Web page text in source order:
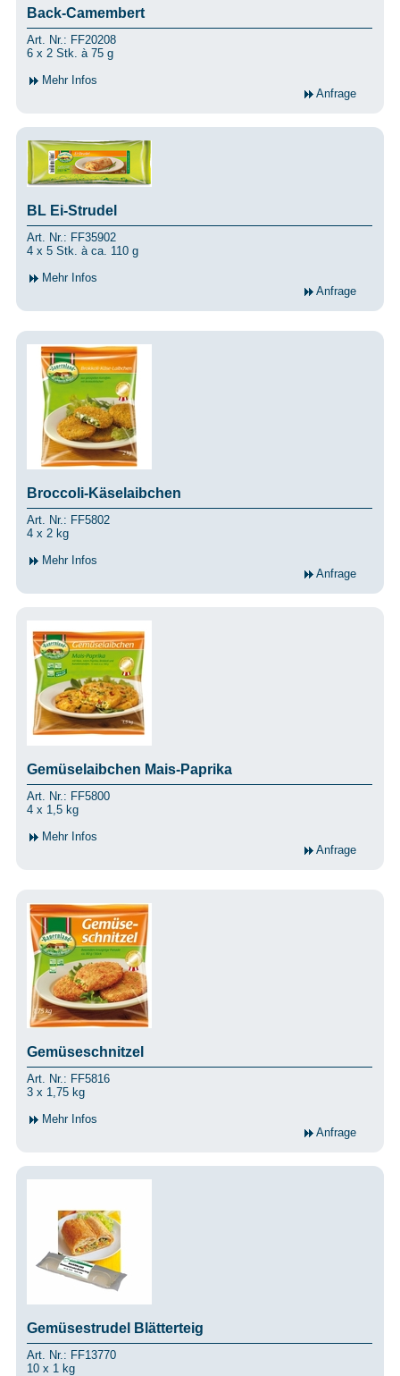
Back-Camembert
Art. Nr.: FF20208
6 x 2 Stk. à 75 g
Mehr Infos
Anfrage
BL Ei-Strudel
Art. Nr.: FF35902
4 x 5 Stk. à ca. 110 g
Mehr Infos
Anfrage
Broccoli-Käselaibchen
Art. Nr.: FF5802
4 x 2 kg
Mehr Infos
Anfrage
Gemüselaibchen Mais-Paprika
Art. Nr.: FF5800
4 x 1,5 kg
Mehr Infos
Anfrage
Gemüseschnitzel
Art. Nr.: FF5816
3 x 1,75 kg
Mehr Infos
Anfrage
Gemüsestrudel Blätterteig
Art. Nr.: FF13770
10 x 1 kg